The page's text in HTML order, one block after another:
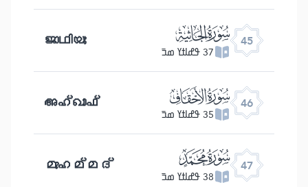
45 ﯚ
37 ߟߝߊߙߌ ߘߏ߫ ജാഥിയഃ
46 ﯛ
35 ߟߝߊߙߌ ߘߏ߫ അഹ്ഖാഫ്
47 ﯜ
38 ߟߝߊߙߌ ߘߏ߫ മുഹമ്മദ്